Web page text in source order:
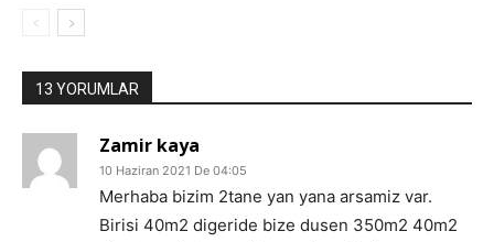
13 YORUMLAR
Zamir kaya
10 Haziran 2021 De 04:05
Merhaba bizim 2tane yan yana arsamiz var.
Birisi 40m2 digeride bize dusen 350m2 40m2